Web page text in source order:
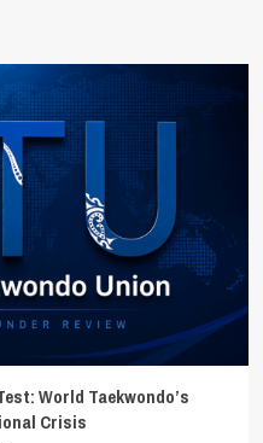
World Taekwondo’s
Crisis